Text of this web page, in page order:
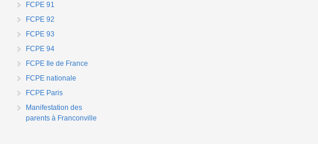
FCPE 91
FCPE 92
FCPE 93
FCPE 94
FCPE Ile de France
FCPE nationale
FCPE Paris
Manifestation des
parents à Franconville